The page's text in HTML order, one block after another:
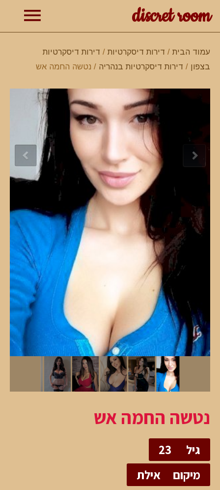
discret room
עמוד הבית / דירות דיסקרטיות / דירות דיסקרטיות
בצפון / דירות דיסקרטיות בנהריה / נטשה החמה אש
נטשה החמה אש
גיל
23
מיקום
אילת